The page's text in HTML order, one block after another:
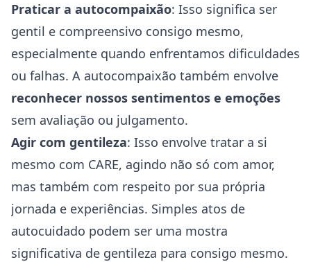
Praticar a autocompaixão: Isso significa ser
gentil e compreensivo consigo mesmo,
especialmente quando enfrentamos dificuldades
ou falhas. A autocompaixão também envolve
reconhecer nossos sentimentos e emoções
sem avaliação ou julgamento.
Agir com gentileza: Isso envolve tratar a si
mesmo com CARE, agindo não só com amor,
mas também com respeito por sua própria
jornada e experiências. Simples atos de
autocuidado podem ser uma mostra
significativa de gentileza para consigo mesmo.